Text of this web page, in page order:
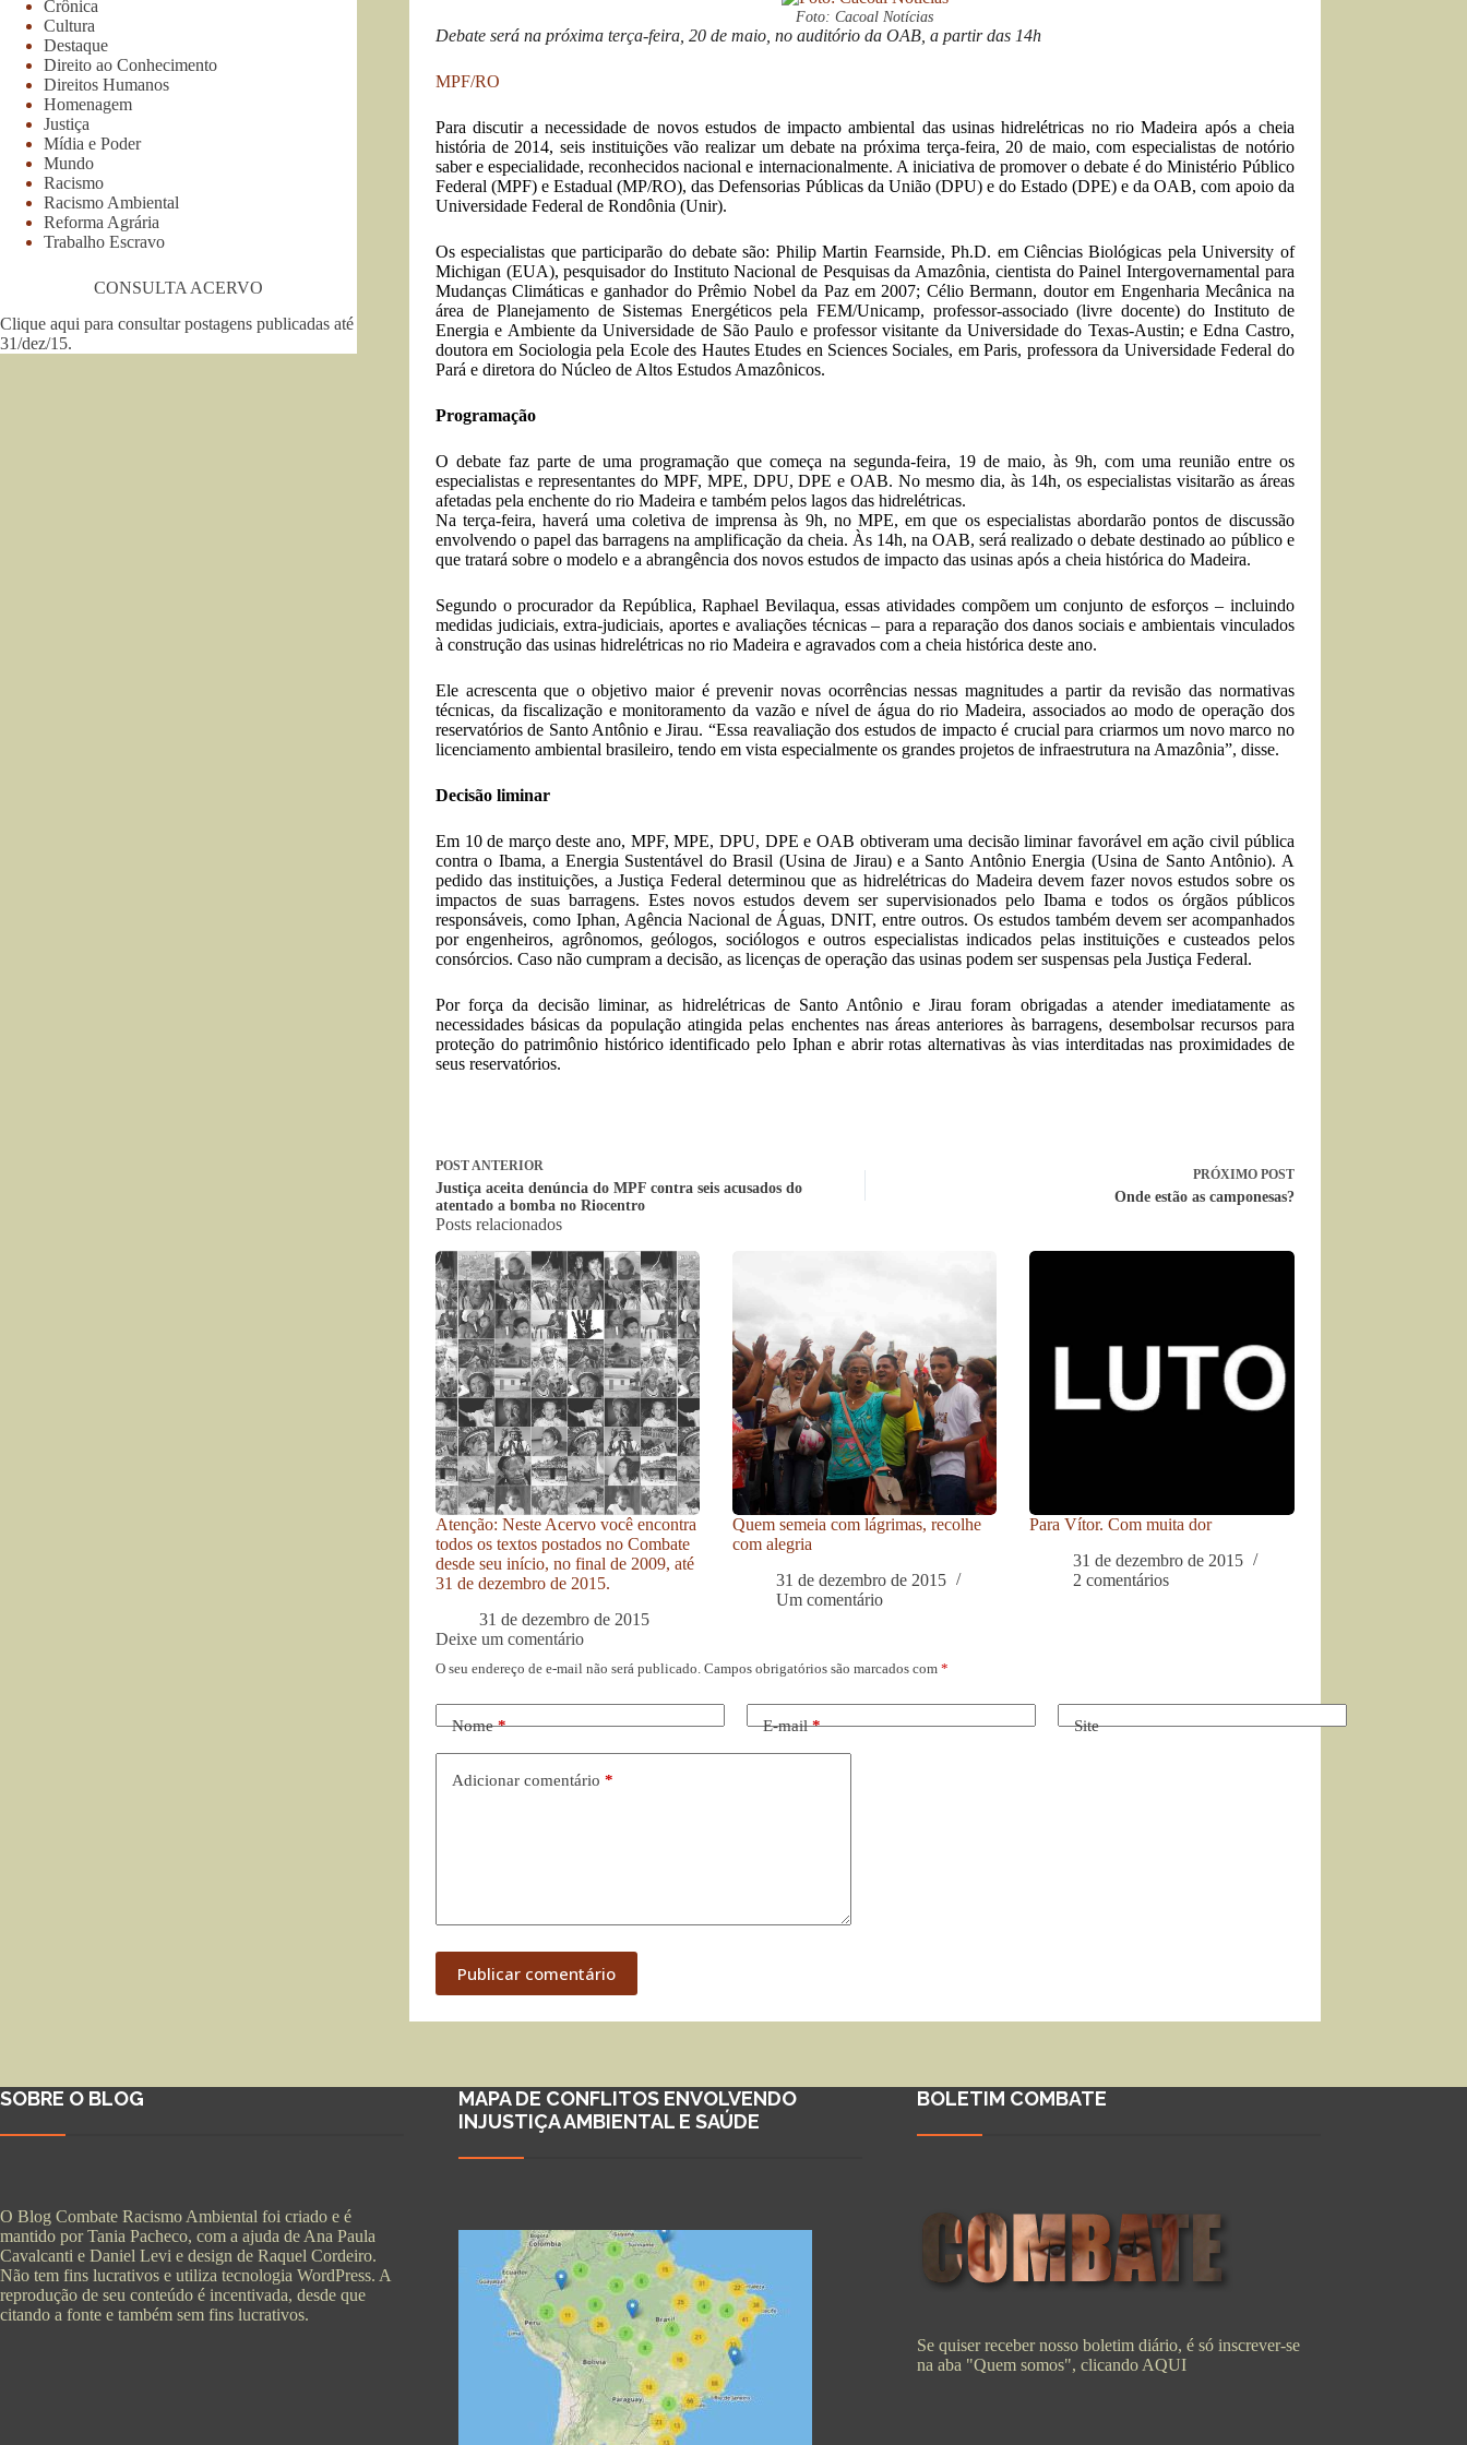
Foto: Cacoal Notícias
Debate será na próxima terça-feira, 20 de maio, no auditório da OAB, a partir das 14h
MPF/RO
Para discutir a necessidade de novos estudos de impacto ambiental das usinas hidrelétricas no rio Madeira após a cheia
história de 2014, seis instituições vão realizar um debate na próxima terça-feira, 20 de maio, com especialistas de notório
saber e especialidade, reconhecidos nacional e internacionalmente. A iniciativa de promover o debate é do Ministério Público
Federal (MPF) e Estadual (MP/RO), das Defensorias Públicas da União (DPU) e do Estado (DPE) e da OAB, com apoio da
Universidade Federal de Rondônia (Unir).
Os especialistas que participarão do debate são: Philip Martin Fearnside, Ph.D. em Ciências Biológicas pela University of
Michigan (EUA), pesquisador do Instituto Nacional de Pesquisas da Amazônia, cientista do Painel Intergovernamental para
Mudanças Climáticas e ganhador do Prêmio Nobel da Paz em 2007; Célio Bermann, doutor em Engenharia Mecânica na
área de Planejamento de Sistemas Energéticos pela FEM/Unicamp, professor-associado (livre docente) do Instituto de
Energia e Ambiente da Universidade de São Paulo e professor visitante da Universidade do Texas-Austin; e Edna Castro,
doutora em Sociologia pela Ecole des Hautes Etudes en Sciences Sociales, em Paris, professora da Universidade Federal do
Pará e diretora do Núcleo de Altos Estudos Amazônicos.
Programação
O debate faz parte de uma programação que começa na segunda-feira, 19 de maio, às 9h, com uma reunião entre os
especialistas e representantes do MPF, MPE, DPU, DPE e OAB. No mesmo dia, às 14h, os especialistas visitarão as áreas
afetadas pela enchente do rio Madeira e também pelos lagos das hidrelétricas.
Na terça-feira, haverá uma coletiva de imprensa às 9h, no MPE, em que os especialistas abordarão pontos de discussão
envolvendo o papel das barragens na amplificação da cheia. Às 14h, na OAB, será realizado o debate destinado ao público e
que tratará sobre o modelo e a abrangência dos novos estudos de impacto das usinas após a cheia histórica do Madeira.
Segundo o procurador da República, Raphael Bevilaqua, essas atividades compõem um conjunto de esforços – incluindo
medidas judiciais, extra-judiciais, aportes e avaliações técnicas – para a reparação dos danos sociais e ambientais vinculados
à construção das usinas hidrelétricas no rio Madeira e agravados com a cheia histórica deste ano.
Ele acrescenta que o objetivo maior é prevenir novas ocorrências nessas magnitudes a partir da revisão das normativas
técnicas, da fiscalização e monitoramento da vazão e nível de água do rio Madeira, associados ao modo de operação dos
reservatórios de Santo Antônio e Jirau. “Essa reavaliação dos estudos de impacto é crucial para criarmos um novo marco no
licenciamento ambiental brasileiro, tendo em vista especialmente os grandes projetos de infraestrutura na Amazônia”, disse.
Decisão liminar
Em 10 de março deste ano, MPF, MPE, DPU, DPE e OAB obtiveram uma decisão liminar favorável em ação civil pública
contra o Ibama, a Energia Sustentável do Brasil (Usina de Jirau) e a Santo Antônio Energia (Usina de Santo Antônio). A
pedido das instituições, a Justiça Federal determinou que as hidrelétricas do Madeira devem fazer novos estudos sobre os
impactos de suas barragens. Estes novos estudos devem ser supervisionados pelo Ibama e todos os órgãos públicos
responsáveis, como Iphan, Agência Nacional de Águas, DNIT, entre outros. Os estudos também devem ser acompanhados
por engenheiros, agrônomos, geólogos, sociólogos e outros especialistas indicados pelas instituições e custeados pelos
consórcios. Caso não cumpram a decisão, as licenças de operação das usinas podem ser suspensas pela Justiça Federal.
Por força da decisão liminar, as hidrelétricas de Santo Antônio e Jirau foram obrigadas a atender imediatamente as
necessidades básicas da população atingida pelas enchentes nas áreas anteriores às barragens, desembolsar recursos para
proteção do patrimônio histórico identificado pelo Iphan e abrir rotas alternativas às vias interditadas nas proximidades de
seus reservatórios.
POSTANTERIOR
Justiça aceita denúncia do MPF contra seis acusados do
atentado a bomba no Riocentro
PRÓXIMO POST
Onde estão as camponesas?
Posts relacionados
Atenção: Neste Acervo você encontra
todos os textos postados no Combate
desde seu início, no final de 2009, até
31 de dezembro de 2015.
31 de dezembro de 2015
Quem semeia com lágrimas, recolhe
com alegria
31 de dezembro de 2015
Um comentário
Para Vítor. Com muita dor
31 de dezembro de 2015
2 comentários
Deixe um comentário
O seu endereço de e-mail não será publicado. Campos obrigatórios são marcados com *
Nome* E-mail* Site
Adicionar comentário *
Publicar comentário
Crônica
Cultura
Destaque
Direito ao Conhecimento
Direitos Humanos
Homenagem
Justiça
Mídia e Poder
Mundo
Racismo
Racismo Ambiental
Reforma Agrária
Trabalho Escravo
CONSULTA ACERVO
Clique aqui para consultar postagens publicadas até
31/dez/15.
SOBRE O BLOG
O Blog Combate Racismo Ambiental foi criado e é
mantido por Tania Pacheco, com a ajuda de Ana Paula
Cavalcanti e Daniel Levi e design de Raquel Cordeiro.
Não tem fins lucrativos e utiliza tecnologia WordPress. A
reprodução de seu conteúdo é incentivada, desde que
citando a fonte e também sem fins lucrativos.
MAPA DE CONFLITOS ENVOLVENDO
INJUSTIÇA AMBIENTAL E SAÚDE
BOLETIM COMBATE
Se quiser receber nosso boletim diário, é só inscrever-se
na aba "Quem somos", clicando AQUI